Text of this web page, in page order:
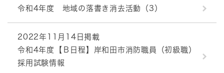
令和4年度 地域の落書き消去活動（3）
2022年11月14日掲載
令和4年度【Ｂ日程】岸和田市消防職員（初級職）
採用試験情報